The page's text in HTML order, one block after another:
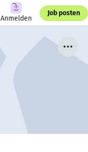
Anmelden
Job posten